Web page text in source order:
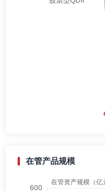
在管产品规模